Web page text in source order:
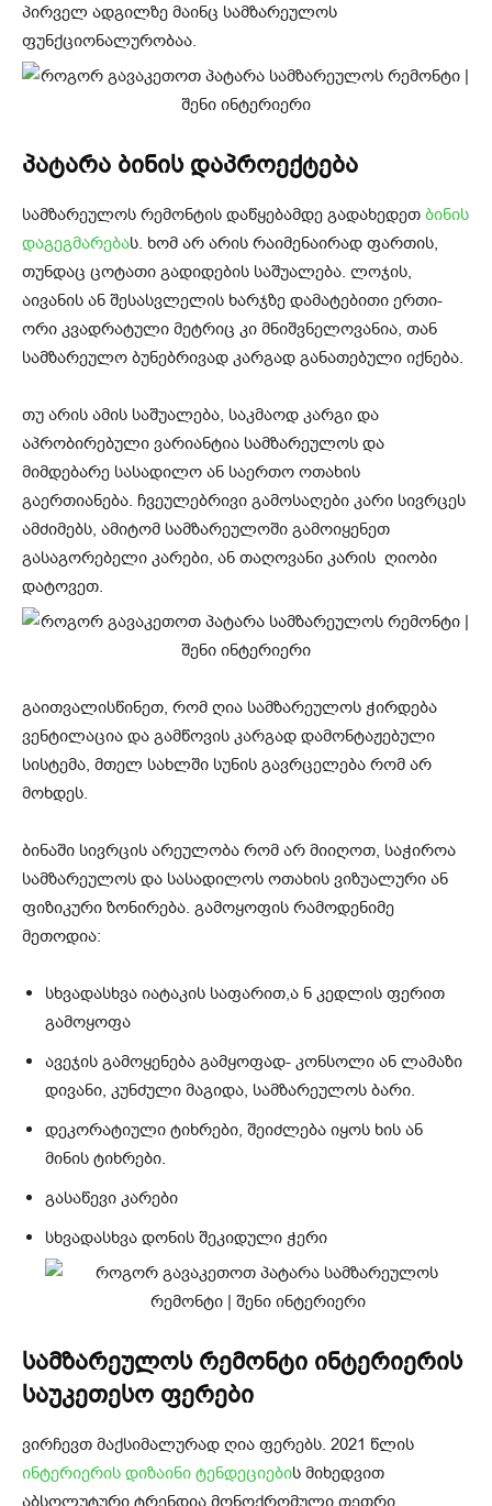
პირველ ადგილზე მაინც სამზარეულოს
ფუნქციონალურობაა.
პატარა ბინის დაპროექტება
სამზარეულოს რემონტის დაწყებამდე გადახედეთ ბინის
დაგეგმარებას. ხომ არ არის რაიმენაირად ფართის,
თუნდაც ცოტათი გადიდების საშუალება. ლოჯის,
აივანის ან შესასვლელის ხარჯზე დამატებითი ერთი-
ორი კვადრატული მეტრიც კი მნიშვნელოვანია, თან
სამზარეულო ბუნებრივად კარგად განათებული იქნება.
თუ არის ამის საშუალება, საკმაოდ კარგი და
აპრობირებული ვარიანტია სამზარეულოს და
მიმდებარე სასადილო ან საერთო ოთახის
გაერთიანება. ჩვეულებრივი გამოსაღები კარი სივრცეს
ამძიმებს, ამიტომ სამზარეულოში გამოიყენეთ
გასაგორებელი კარები, ან თაღოვანი კარის ღიობი
დატოვეთ.
გაითვალისწინეთ, რომ ღია სამზარეულოს ჭირდება
ვენტილაცია და გამწოვის კარგად დამონტაჟებული
სისტემა, მთელ სახლში სუნის გავრცელება რომ არ
მოხდეს.
ბინაში სივრცის არეულობა რომ არ მიიღოთ, საჭიროა
სამზარეულოს და სასადილოს ოთახის ვიზუალური ან
ფიზიკური ზონირება. გამოყოფის რამოდენიმე
მეთოდია:
სხვადასხვა იატაკის საფარით,ა ნ კედლის ფერით
გამოყოფა
ავეჯის გამოყენება გამყოფად- კონსოლი ან ლამაზი
დივანი, კუნძული მაგიდა, სამზარეულოს ბარი.
დეკორატიული ტიხრები, შეიძლება იყოს ხის ან
მინის ტიხრები.
გასაწევი კარები
სხვადასხვა დონის შეკიდული ჭერი
სამზარეულოს რემონტი ინტერიერის
საუკეთესო ფერები
ვირჩევთ მაქსიმალურად ღია ფერებს. 2021 წლის
ინტერიერის დიზაინი ტენდეციების მიხედვით